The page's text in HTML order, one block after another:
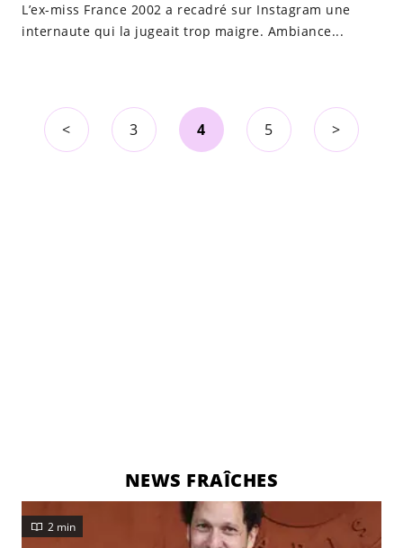
L’ex-miss France 2002 a recadré sur Instagram une
internaute qui la jugeait trop maigre. Ambiance...
< 3 4 5 >
NEWS FRAÎCHES
2 min